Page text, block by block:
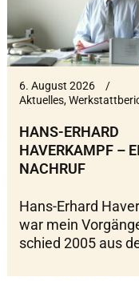
6. August 2026
Aktuelles,
HANS-ERHARD
HAVERKAMPF –
NACHRUF
Hans-Erhard
war mein
schied 2005 aus